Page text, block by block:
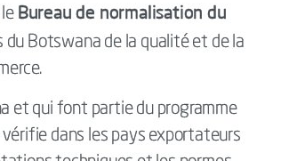
Bureau de normalisation du
du Botswana de la qualité et de la
et qui font partie du programme
dans les pays exportateurs